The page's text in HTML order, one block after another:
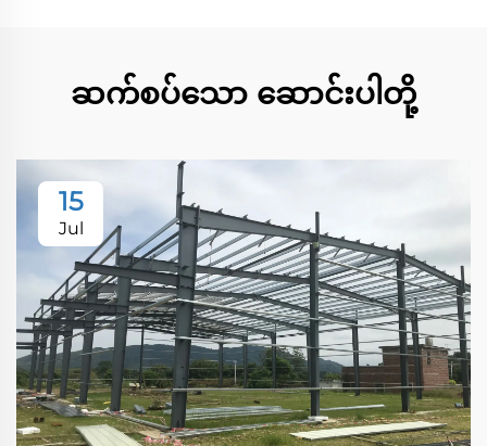
ဆက်စပ်သော ဆောင်းပါတို့
15
Jul